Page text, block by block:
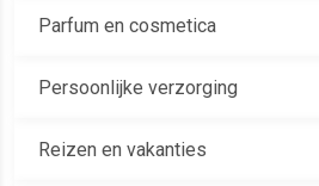
Parfum en cosmetica
Persoonlijke verzorging
Reizen en vakanties